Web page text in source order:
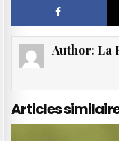
Author: La
Articles